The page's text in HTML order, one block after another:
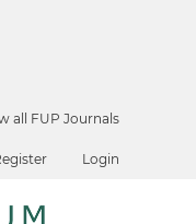
all FUP Journals
Login